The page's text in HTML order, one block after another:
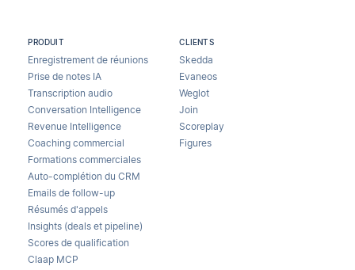
PRODUIT
Enregistrement de réunions
Prise de notes IA
Transcription audio
Conversation Intelligence
Revenue Intelligence
Coaching commercial
Formations commerciales
Auto-complétion du CRM
Emails de follow-up
Résumés d'appels
Insights (deals et pipeline)
Scores de qualification
Claap MCP
CLIENTS
Skedda
Evaneos
Weglot
Join
Scoreplay
Figures